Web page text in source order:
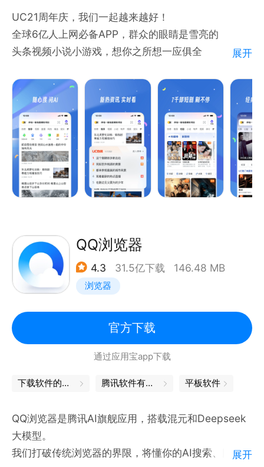
海量书库： 百万级正版藏书，应有尽有。
AI听书：多音色自然朗读，声音流畅真实，沉浸体验更
生动。
【夸克网盘】
超大空间：6T超大空间，照片、文件安心存储。
超级播放器：高清画质、AI字幕，沉浸式观影体验。
UC21周年庆，我们一起越来越好！
全球6亿人上网必备APP，群众的眼睛是雪亮的
头条视频小说小游戏，想你之所想一应俱全
级，大咖精品云集；还有更多惊喜改变等你来发现~
【头条资讯】精彩头条，热点新闻永不错过
【海量视频】全网上亿短视频，新鲜热点全收录
【游戏交友】内置超多小游戏，真人匹配随时开战
【海量小说】热门小说更快更新，阅读体验更省心
【全网免流】阿里宝卡/鱼卡免费领，看视频/新闻/小
【订阅精品】事件追踪、优质账号、精品专栏，订阅欣
赏好内容
【极速省流】省流黑科技，节省超过30%流量
【贴心细节】无痕浏览，保护你的隐私；夜间模式，爱
千里相会，便是缘分。走过路过，不要错过。你的下个
10年，UC一直陪伴。
展开
QQ浏览器
4.3 31.5亿下载 146.48 MB
浏览器
官方下载
通过应用宝app下载
下载软件的软件 腾讯软件有哪些 平板软件
QQ浏览器是腾讯AI旗舰应用，搭载混元和Deepseek
大模型。
我们打破传统浏览器的界限，将懂你的AI搜索、网页、
展开